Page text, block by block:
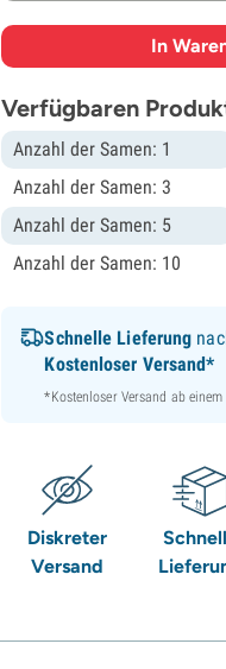
In
Verfügbaren
Anzahl der Samen: 1
Anzahl der Samen: 3
Anzahl der Samen: 5
Anzahl der Samen: 10
Schnelle Lieferung
Kostenloser Versand*
*Kostenloser Versand ab einem
Diskreter
Versand